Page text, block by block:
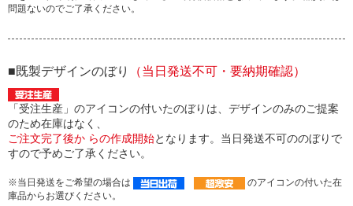
問題ないのでご了承ください。
■既製デザインのぼり （当日発送不可・要納期確認）
「受注生産」のアイコンの付いたのぼりは、デザインのみのご提案
のため在庫はなく、
ご注文完了後か らの作成開始となります。当日発送不可ののぼりで
すので予めご了承ください。
※当日発送をご希望の場合は
のアイコンの付いた在
庫品からお選びください。